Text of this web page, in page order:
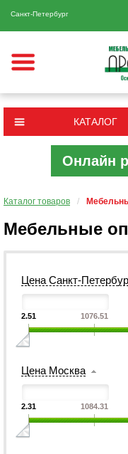
Санкт-Петербург
КАТАЛОГ
Онлайн
Каталог товаров /
Мебельные
Цена Санкт-
2.51 1076.51
Цена Москва
2.31 1084.31